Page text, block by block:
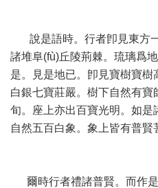
說是語時。行者卽見東方
諸堆阜(fù)丘陵荊棘。琉璃爲
是。見是地已。卽見寶樹寶
白銀七寶莊嚴。樹下自然有
旬。座上亦出百寶光明。如
自然五百白象。象上皆有普賢
爾時行者禮諸普賢。而作